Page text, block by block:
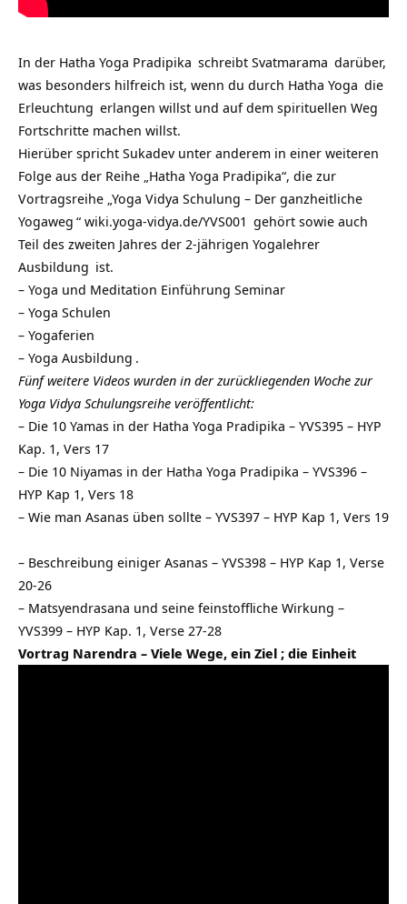
In der Hatha Yoga Pradipika schreibt Svatmarama darüber,
was besonders hilfreich ist, wenn du durch Hatha Yoga die
Erleuchtung erlangen willst und auf dem spirituellen Weg
Fortschritte machen willst.
Hierüber spricht Sukadev unter anderem in einer weiteren
Folge aus der Reihe „Hatha Yoga Pradipika“, die zur
Vortragsreihe „Yoga Vidya Schulung – Der ganzheitliche
Yogaweg “ wiki.yoga-vidya.de/YVS001 gehört sowie auch
Teil des zweiten Jahres der 2-jährigen Yogalehrer
Ausbildung ist.
– Yoga und Meditation Einführung Seminar
– Yoga Schulen
– Yogaferien
– Yoga Ausbildung .
Fünf weitere Videos wurden in der zurückliegenden Woche zur
Yoga Vidya Schulungsreihe veröffentlicht:
– Die 10 Yamas in der Hatha Yoga Pradipika – YVS395 – HYP
Kap. 1, Vers 17
– Die 10 Niyamas in der Hatha Yoga Pradipika – YVS396 –
HYP Kap 1, Vers 18
– Wie man Asanas üben sollte – YVS397 – HYP Kap 1, Vers 19
– Beschreibung einiger Asanas – YVS398 – HYP Kap 1, Verse
20-26
– Matsyendrasana und seine feinstoffliche Wirkung –
YVS399 – HYP Kap. 1, Verse 27-28
Vortrag Narendra – Viele Wege, ein Ziel ; die Einheit